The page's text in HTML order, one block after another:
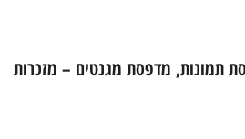
תמונות, מדפסת מגנטים – מזכרות